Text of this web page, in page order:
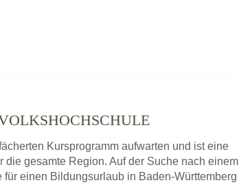
Kursprogramm aufwarten und ist eine
gesamte Region. Auf der Suche nach einem
einen Bildungsurlaub in Baden-Württemberg